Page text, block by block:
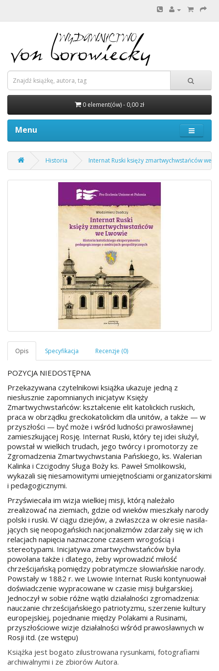
0 element(ów) - 0,00 zł
Menu
Historia Internat Ruski księży zmartwychwstańców we
POZYCJA NIEDOSTĘPNA
Przekazywana czytelnikowi książka ukazuje jedną z
niesłusznie zapomnianych inicjatyw Księży
Zmartwychwstańców: kształcenie elit katolickich ruskich,
praca w obrządku greckokatolickim dla unitów, a także — w
przyszłości — być może i wśród ludności prawosławnej
zamieszkującej Rosję. Internat Ruski, który tej idei służył,
powstał w wielkich trudach, jego twórcy i promotorzy ze
Zgromadzenia Zmar­twychwstania Pańskiego, ks. Walerian
Kalinka i Czcigodny Sługa Boży ks. Paweł Smolikowski,
wykazali się niesamowitymi umiejętnościami organizatorskimi
i pedagogicznymi.
Przyświecała im wizja wielkiej mi­sji, którą należało
zrealizować na ziemiach, gdzie od wieków mieszkały narody
polski i ruski. W ciągu dziejów, a zwłaszcza w okresie nasila­
jących się neopogańskich nacjonalizmów zdarzały się w ich
relacjach napięcia naznaczone czasem wrogością i
stereotypami. Inicjatywa zmartwychwstańców była
powołana także i dlatego, żeby wprowadzić miłość
chrześcijańską pomiędzy pobratymcze słowiańskie narody.
Po­wstały w 1882 r. we Lwowie Internat Ruski kontynuował
doświadczenie wypracowane w czasie misji bułgarskiej.
Jednoczył w sobie różne wątki działalności zgromadzenia:
nauczanie chrześcijańskiego patriotyzmu, szerzenie kultury
europejskiej, pojednanie między Polakami a Rusinami,
przyszłościowe wizje działalności wśród prawosławnych w
Rosji itd. (ze wstępu)
Książka jest bogato zilustrowana rysunkami, fotografiami
archiwalnymi i ze zbiorów Autora.